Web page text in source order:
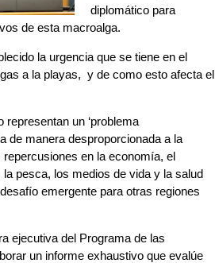
diplomático para
de esta macroalga.
la urgencia que se tiene en el
a la playas, y de como esto afecta el
un ‘problema
de manera desproporcionada a la
en la economía, el
pesca, los medios de vida y la salud
emergente para otras regiones
ejecutiva del Programa de las
un informe exhaustivo que evalúe